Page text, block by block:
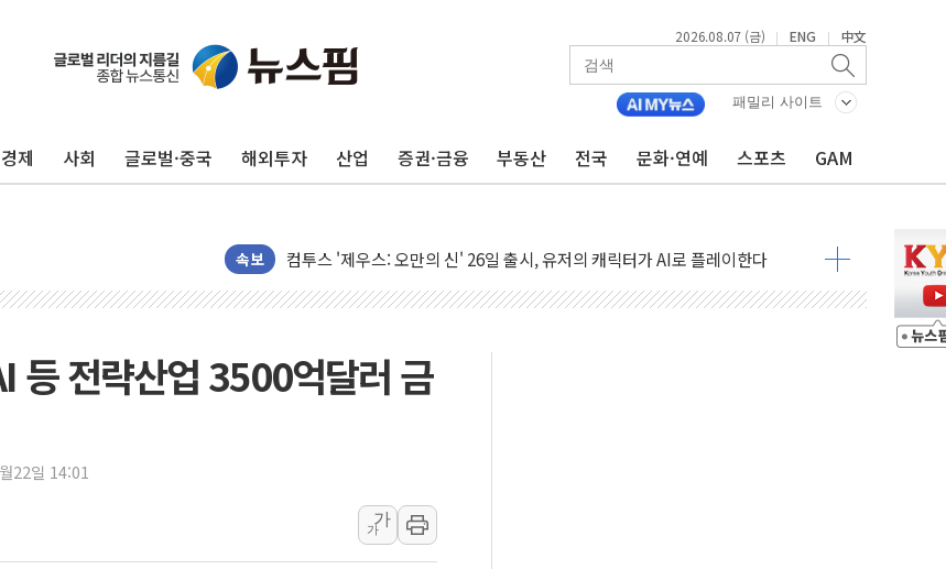
2026.08.07 (금) | ENG | 中文
패밀리 사이트
경제 사회 글로벌·중국 해외투자 산업 증권·금융 부동산 전국 문화·연예 스포츠 GAM
속보
1순위보다 낮은 특별공급 경쟁률… 실수요자 관심
네이버 클립, 시청 만으로 혜택 얻는 피드코인 이벤트 진행
서울 재건축·재개발 정상화시 5년 내 9만가구 순증...이주 대란도 제한적
KDB생명 본입찰 3파전…한화·흥국·한투 참여
반도체공학회 "R&D직 주 52시간제 개선해야…기술격차 확대 막아야"
송도 신축 아파트서 외벽 테라스 떨어져…SK에코플랜트 "전수 조사"
깊이가 다른 글로벌 투자 정보 GAM - 맛보기편 (8/7)
등 전략산업 3500억달러 금
22일 14:01
가
가